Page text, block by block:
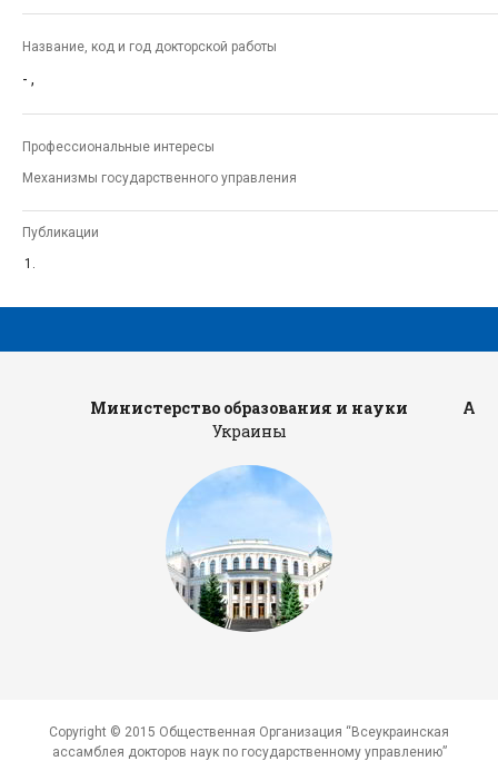
Название, код и год докторской работы
- ,
Профессиональные интересы
Механизмы государственного управления
Публикации
Министерство образования и науки
Украины
Copyright © 2015 Общественная Организация “Всеукраинская
ассамблея докторов наук по государственному управлению”